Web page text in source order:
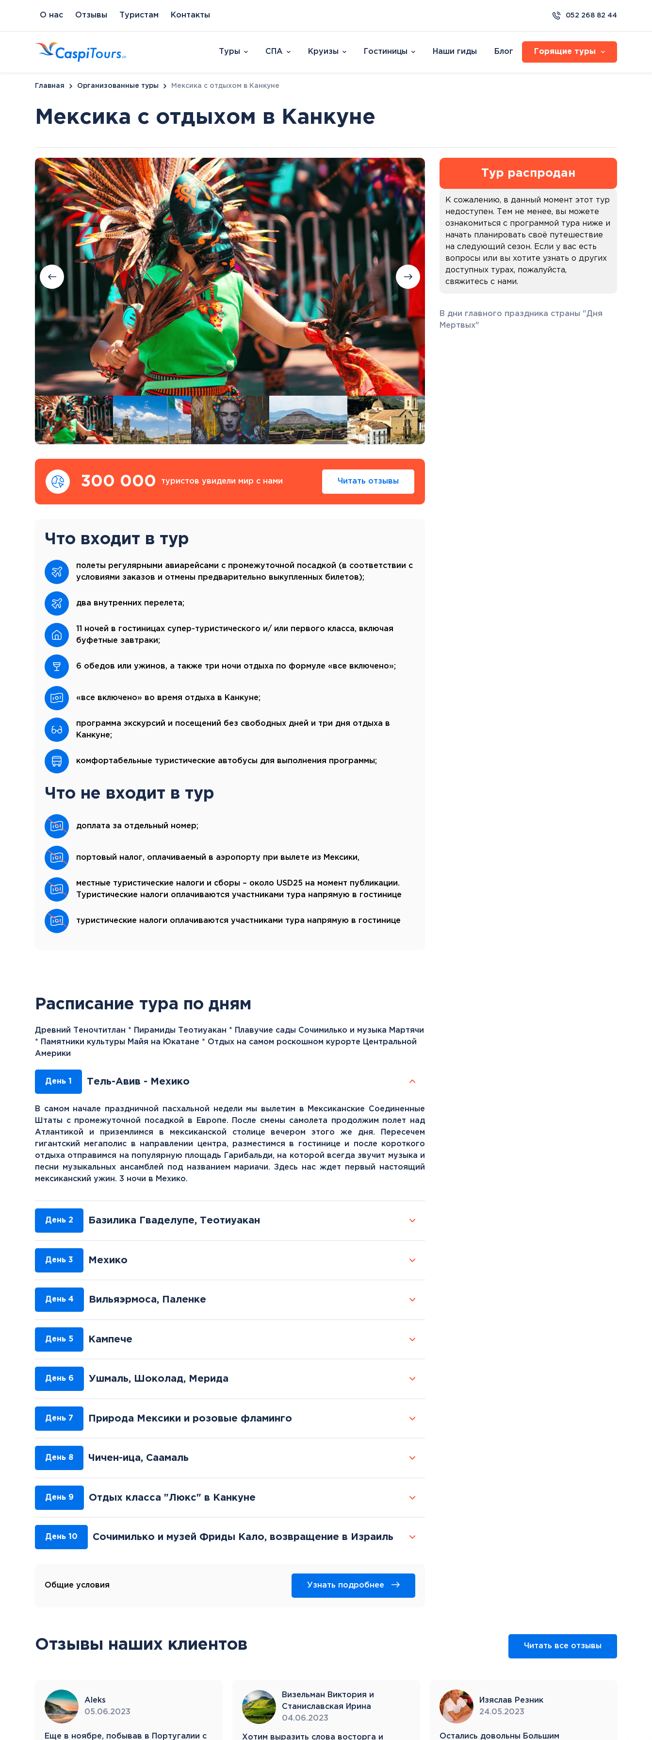
О нас Отзывы Туристам Контакты 052 268 82 44
Туры
Европа
Австрия
Бельгия
Великобритания
Грузия
Ирландия
Исландия
Испания
Смотреть все
Азия
ОАЭ
Таиланд
Южная Корея
Япония
Смотреть все
Африка
Марокко
Смотреть все
СПА
Будапешт
Хайдусобосло
Хевиз
Шарвар
Бирштонас
Друскининкай
Паланга
Протарас Пиештяны
Болгария
Велинград
Грузия
Боржоми
Паланга
Будапешт
Круизы
Аргентина
Бельгия
Венгрия
Вьетнам
Германия
Голландия
Гренландия
Греция
Дания
Израиль
Ирландия
Исландия
Испания
Италия
Канада
Карибы
Кипр
Латвия
Мадейра
Мальта
Норвегия
Польша
Португалия
Сицилия
Словакия
Тенерифе
Полярный Круг
Смотреть все
Гостиницы
Leonardo Privilege Eilat
Leonardo Club Dead Sea
Isla Brown Eilat
Смотреть все
Наши гиды Блог Горящие туры
Главная Организованные туры Мексика с отдыхом в Канкуне
Мексика с отдыхом в Канкуне
300 000 туристов увидели мир с нами Читать отзывы
Что входит в тур
полеты регулярными авиарейсами с промежуточной посадкой (в соответствии с
условиями заказов и отмены предварительно выкупленных билетов);
два внутренних перелета;
11 ночей в гостиницах супер-туристического и/ или первого класса, включая
буфетные завтраки;
6 обедов или ужинов, а также три ночи отдыха по формуле «все включено»;
«все включено» во время отдыха в Канкуне;
программа экскурсий и посещений без свободных дней и три дня отдыха в
Канкуне;
комфортабельные туристические автобусы для выполнения программы;
Что не входит в тур
доплата за отдельный номер;
портовый налог, оплачиваемый в аэропорту при вылете из Мексики,
местные туристические налоги и сборы – около USD25 на момент публикации.
Туристические налоги оплачиваются участниками тура напрямую в гостинице
туристические налоги оплачиваются участниками тура напрямую в гостинице
Расписание тура по дням
Древний Теночтитлан * Пирамиды Теотиуакан * Плавучие сады Сочимилько и музыка Мартячи
* Памятники культуры Майя на Юкатане * Отдых на самом роскошном курорте Центральной
Америки
День 1 Тель-Авив - Мехико
В самом начале праздничной пасхальной недели мы вылетим в Мексиканские Соединенные
Штаты с промежуточной посадкой в Европе. После смены самолета продолжим полет над
Атлантикой и приземлимся в мексиканской столице вечером этого же дня. Пересечем
гигантский мегаполис в направлении центра, разместимся в гостинице и после короткого
отдыха отправимся на популярную площадь Гарибальди, на которой всегда звучит музыка и
песни музыкальных ансамблей под названием мариачи. Здесь нас ждет первый настоящий
мексиканский ужин. 3 ночи в Мехико.
День 2 Базилика Гваделупе, Теотиуакан
День 3 Мехико
День 4 Вильяэрмоса, Паленке
День 5 Кампече
День 6 Ушмаль, Шоколад, Мерида
День 7 Природа Мексики и розовые фламинго
День 8 Чичен-ица, Саамаль
День 9 Отдых класса "Люкс" в Канкуне
День 10 Сочимилько и музей Фриды Кало, возвращение в Израиль
Общие условия Узнать подробнее
Тур распродан
К сожалению, в данный момент этот тур
недоступен. Тем не менее, вы можете
ознакомиться с программой тура ниже и
начать планировать своё путешествие
на следующий сезон. Если у вас есть
вопросы или вы хотите узнать о других
доступных турах, пожалуйста,
свяжитесь с нами.
В дни главного праздника страны "Дня
Мертвых"
Отзывы наших клиентов
Aleks
05.06.2023
Eще в ноябре, побывав в Португалии с
Визельман Виктория и
Станиславская Ирина
04.06.2023
Хотим выразить слова восторга и
Изяслав Резник
24.05.2023
Остались довольны Большим
Читать все отзывы